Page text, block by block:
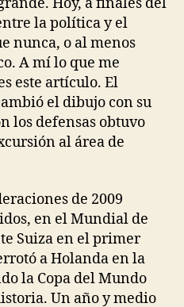
la política y el
nunca, o al menos
A mí lo que me
este artículo. El
el dibujo con su
los defensas obtuvo
al área de
de 2009
en el Mundial de
Suiza en el primer
a Holanda en la
la Copa del Mundo
Un año y medio